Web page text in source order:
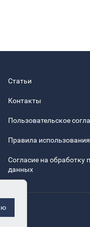
Статьи
Контакты
Пользовательское
Правила
Согласие на обработку
данных